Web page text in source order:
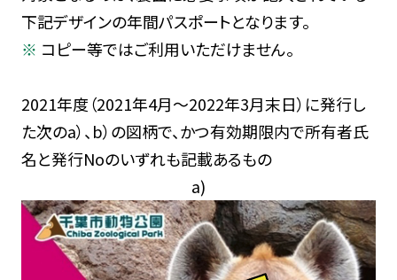
下記デザインの年間パスポートとなります。
コピー等ではご利用いただけません。
2021年度（2021年4月～2022年3月末日）に発行し
た次のa）、b）の図柄で、かつ有効期限内で所有者氏
名と発行Noのいずれも記載あるもの
a)